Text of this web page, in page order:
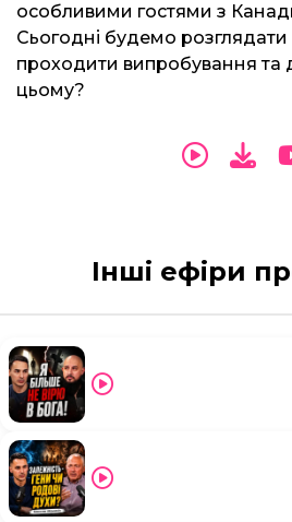
особливими гостями з
Сьогодні будемо розглядати
проходити випробування та
цьому?
Інші ефіри